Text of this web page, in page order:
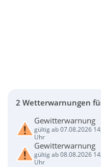
2 Wetterwarnungen
Gewitterwarnung
gültig ab 07.08.2026
Uhr
Gewitterwarnung
gültig ab 08.08.2026
Uhr